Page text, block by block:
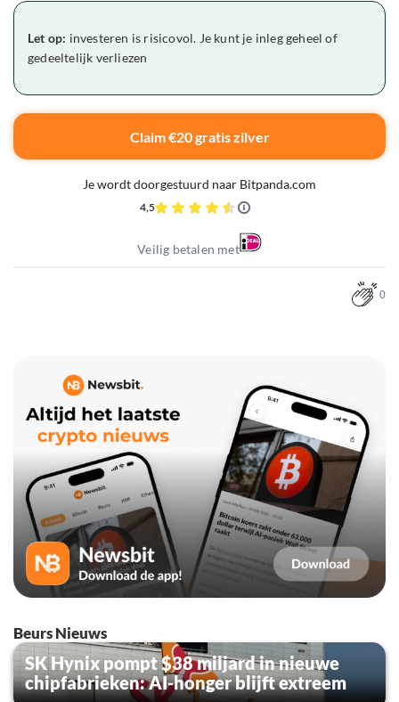
Let op: investeren is risicovol. Je kunt je inleg geheel of
gedeeltelijk verliezen
Claim €20 gratis zilver
Je wordt doorgestuurd naar Bitpanda.com
4,5
Veilig betalen met
0
Beurs Nieuws
SK Hynix pompt $38 miljard in nieuwe
chipfabrieken: AI-honger blijft extreem